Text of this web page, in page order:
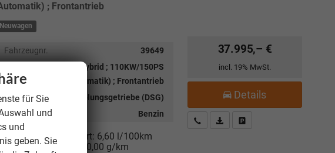
; Frontantrieb
Neuwagen
Fahrzeugnr.
39649
1.5 TSI Mild-Hybrid ; 110KW/150PS
; 7-Gang-DSG (Automatik) ; Frontantrieb
Getriebe
Doppelkupplungsgetriebe (DSG)
Kraftstoff
Benzin
Verbrauch kombiniert: 6,60 l/100km
CO -Emissionen:
150,00 g/km
37.995,– €
incl. 19% MwSt.
Details
Kostenloser Rückruf-Service
PDF-Datei, Fahrzeugexposé
für Sie
und
und
geben. Sie